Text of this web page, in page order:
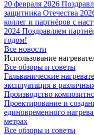
20 февраля 2026
защитника Отечества
коллег и партнёров с
2024 Поздравляем
годом!
Все новости
Использование
Все обзоры и советы
Гальванические
эксплуатация в
Производство
Проектирование и
единовременного
метрах
Все обзоры и советы